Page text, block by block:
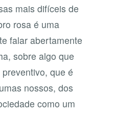
mais difíceis de
rosa é uma
falar abertamente
sobre algo que
que é
nossos, dos
como um